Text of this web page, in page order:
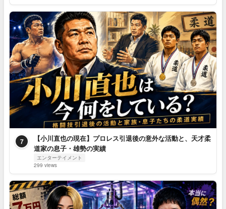
7
【小川直也の現在】プロレス引退後の意外な活動と、天才柔
道家の息子・雄勢の実績
エンターテイメント
299 views